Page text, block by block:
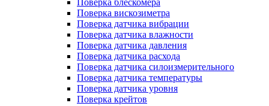
Поверка блескомера
Поверка вискозиметра
Поверка датчика вибрации
Поверка датчика влажности
Поверка датчика давления
Поверка датчика расхода
Поверка датчика силоизмерительного
Поверка датчика температуры
Поверка датчика уровня
Поверка крейтов